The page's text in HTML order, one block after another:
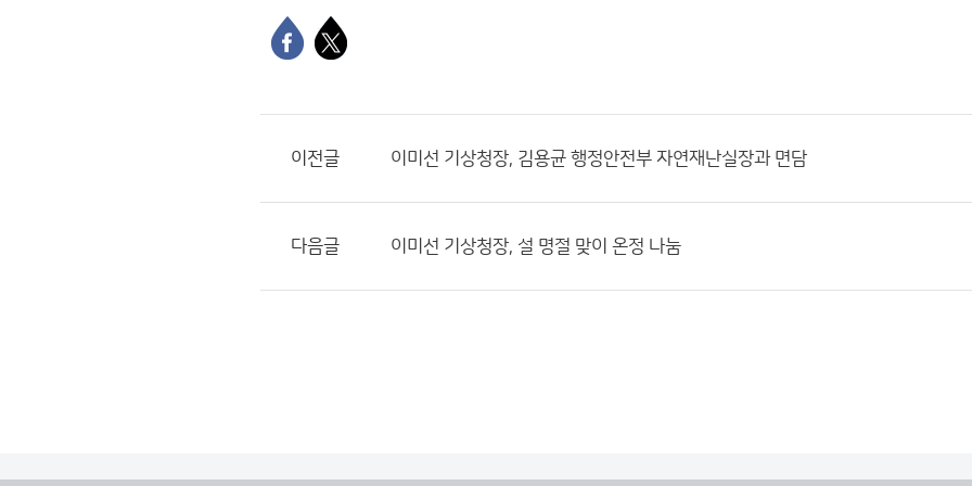
이전글 이미선 기상청장, 김용균 행정안전부 자연재난실장과 면담
다음글 이미선 기상청장, 설 명절 맞이 온정 나눔